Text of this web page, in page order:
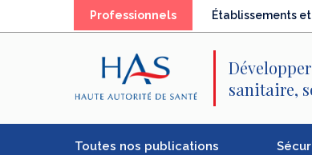
Professionnels(élémentÉtablissements
sanitaire,
Toutes nos publications